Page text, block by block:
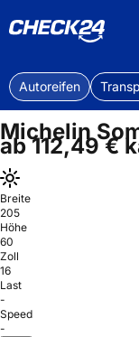
Autoreifen
Michelin
ab 112,49 €
Breite
205
Höhe
60
Zoll
16
Last
-
Speed
-